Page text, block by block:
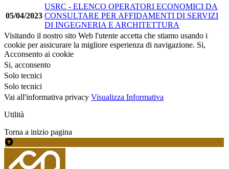
05/04/2023
USRC - ELENCO OPERATORI ECONOMICI DA
CONSULTARE PER AFFIDAMENTI DI SERVIZI
DI INGEGNERIA E ARCHITETTURA
Visitando il nostro sito Web l'utente accetta che stiamo usando i
cookie per assicurare la migliore esperienza di navigazione. Si,
Acconsento ai cookie
Si, acconsento
Solo tecnici
Solo tecnici
Vai all'informativa privacy Visualizza Informativa
Utilità
Torna a inizio pagina